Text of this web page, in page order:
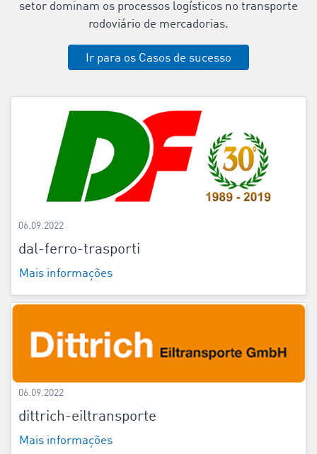
setor dominam os processos logísticos no transporte
rodoviário de mercadorias.
Ir para os Casos de sucesso
06.09.2022
dal-ferro-trasporti
Mais informações
06.09.2022
dittrich-eiltransporte
Mais informações